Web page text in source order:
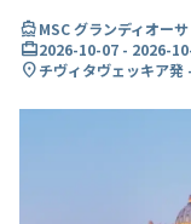
directions_boatMSC グランディオーサ
card_travel2026-10-07 - 2026-
location_onチヴィタヴェッキア